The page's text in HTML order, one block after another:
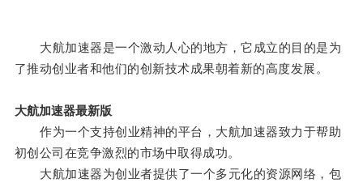
大航加速器是一个激动人心的地方，它成立的目的是为
了推动创业者和他们的创新技术成果朝着新的高度发展。
大航加速器最新版
作为一个支持创业精神的平台，大航加速器致力于帮助
初创公司在竞争激烈的市场中取得成功。
大航加速器为创业者提供了一个多元化的资源网络，包